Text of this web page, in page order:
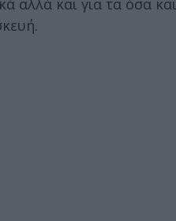
αλλά και για τα όσα